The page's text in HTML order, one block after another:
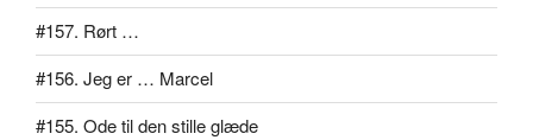
#157. Rørt …
#156. Jeg er … Marcel
#155. Ode til den stille glæde